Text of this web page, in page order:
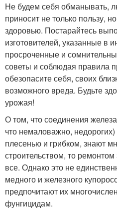
Не будем себя обманывать,
приносит не только пользу,
здоровью. Постарайтесь
изготовителей, указанные в
просроченные и
советы и соблюдая правила
обезопасите себя, своих
возможного вреда. Будьте
урожая!
О том, что соединения
что немаловажно,
плесенью и грибком, знают
строительством, то
все. Однако это не
медного и железного
предпочитают их
фунгицидам.